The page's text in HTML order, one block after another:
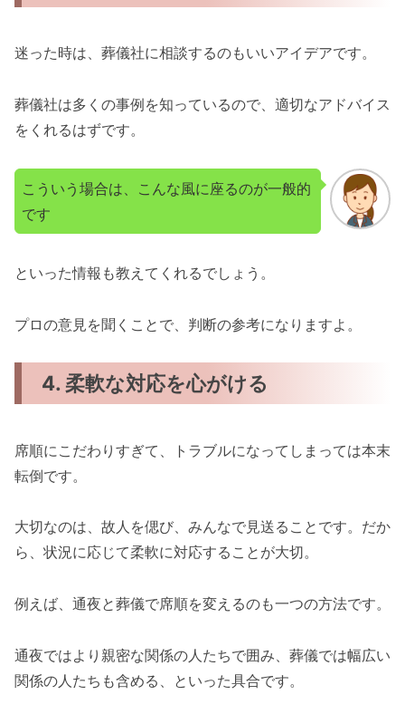
迷った時は、葬儀社に相談するのもいいアイデアです。
葬儀社は多くの事例を知っているので、適切なアドバイス
をくれるはずです。
こういう場合は、こんな風に座るのが一般的
です
といった情報も教えてくれるでしょう。
プロの意見を聞くことで、判断の参考になりますよ。
4. 柔軟な対応を心がける
席順にこだわりすぎて、トラブルになってしまっては本末
転倒です。
大切なのは、故人を偲び、みんなで見送ることです。だか
ら、状況に応じて柔軟に対応することが大切。
例えば、通夜と葬儀で席順を変えるのも一つの方法です。
通夜ではより親密な関係の人たちで囲み、葬儀では幅広い
関係の人たちも含める、といった具合です。